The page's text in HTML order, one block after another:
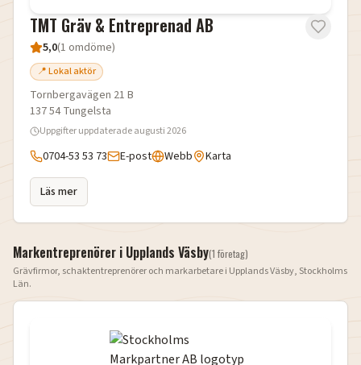
TMT Gräv & Entreprenad AB
5,0(1 omdöme)
📍 Lokal aktör
Tornbergavägen 21 B
137 54 Tungelsta
Uppgifter uppdateradeaugusti 2026
0704-53 53 73 E-post Webb Karta
Läs mer
Markentreprenörer i Upplands Väsby(1 företag)
Grävfirmor, schaktentreprenörer och markarbetare i Upplands Väsby, Stockholms
Län.